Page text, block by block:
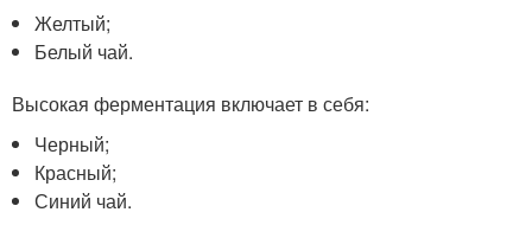
Желтый;
Белый чай.
Высокая ферментация включает в себя:
Черный;
Красный;
Синий чай.